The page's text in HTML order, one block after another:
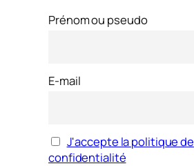
Prénom ou pseudo
E-mail
J'accepte la politique de
confidentialité